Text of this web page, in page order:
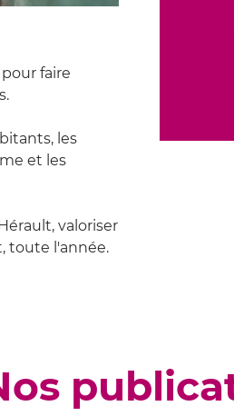
faire
les
et les
valoriser
toute l'année.